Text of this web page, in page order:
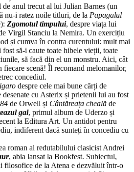
anul trecut al lui Julian Barnes (un
nu-i ratez noile titluri, de la Papagalul
Zgomotul timpului, despre viața lui
Virgil Stanciu la Nemira. Un exercițiu
și cumva în contra curentului: mult mai
să-i caute toate hibele vieții, toate
să facă din el un monstru. Aici, cât
fiecare scenă! Îl recomand melomanilor,
concediul.
despre cele mai bune cărți de
cu Asterix și prietenii lui au fost
de Orwell și Cântăreața cheală de
gal, primul album de Uderzo și
la Editura Art. Un antidot pentru
indiferent dacă sunteți în concediu cu
roman al redutabilului clasicist Andrei
, abia lansat la Bookfest. Subiectul,
filosofice de la Atena e dezvăluit într-o